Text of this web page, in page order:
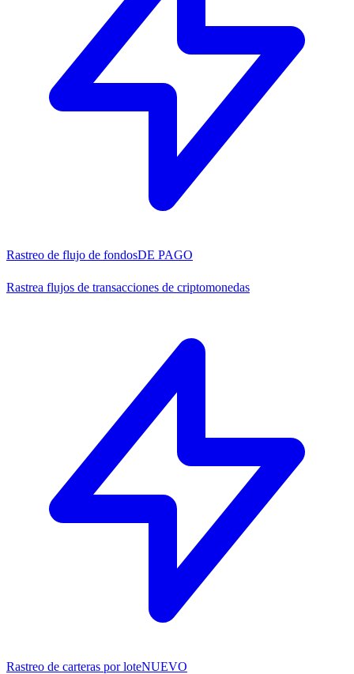
Rastreo de flujo de fondosDE PAGO
Rastrea flujos de transacciones de criptomonedas
Rastreo de carteras por loteNUEVO